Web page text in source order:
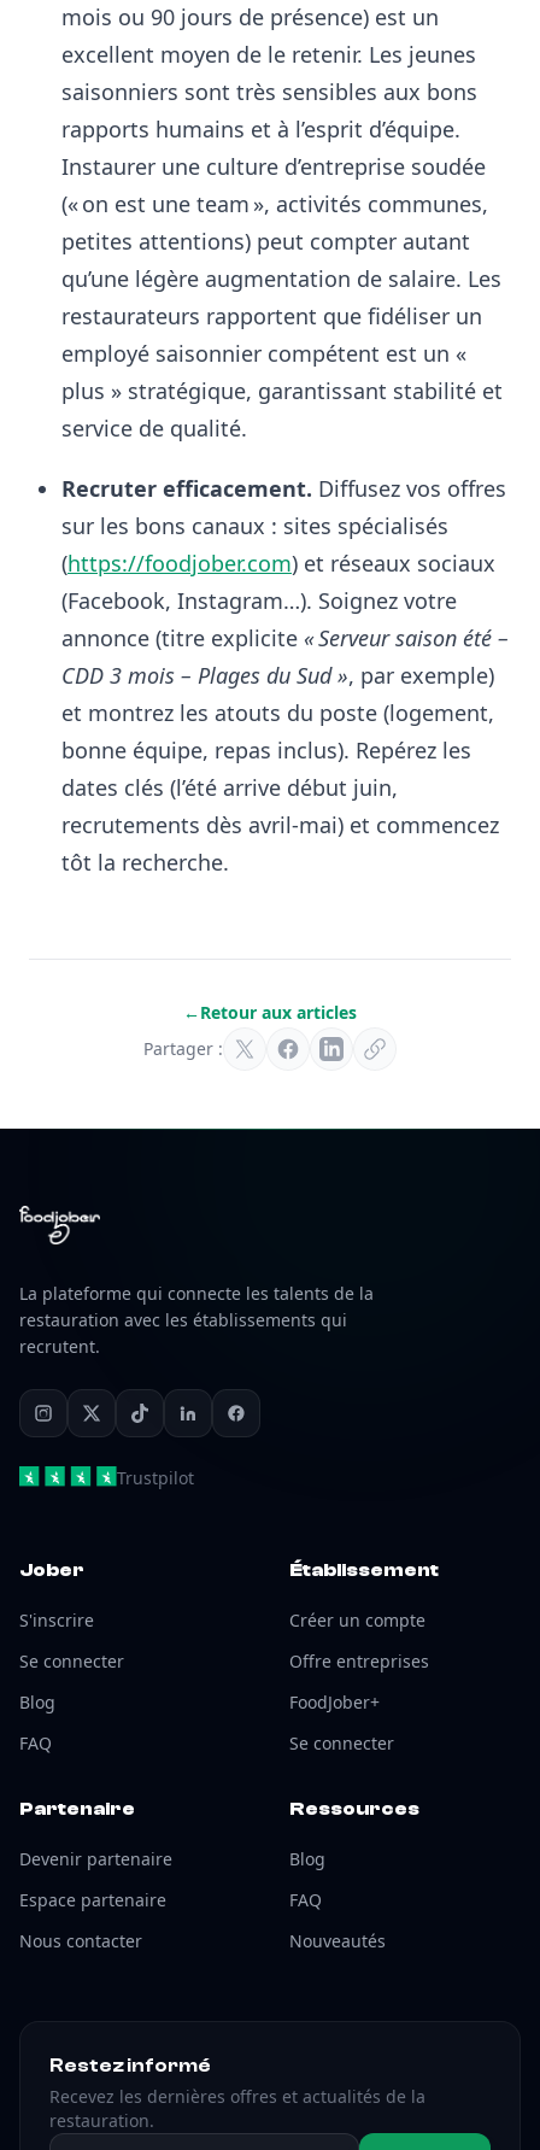
mois ou 90 jours de présence) est un
excellent moyen de le retenir. Les jeunes
saisonniers sont très sensibles aux bons
rapports humains et à l’esprit d’équipe.
Instaurer une culture d’entreprise soudée
(« on est une team », activités communes,
petites attentions) peut compter autant
qu’une légère augmentation de salaire. Les
restaurateurs rapportent que fidéliser un
employé saisonnier compétent est un «
plus » stratégique, garantissant stabilité et
service de qualité.
Recruter efficacement. Diffusez vos offres
sur les bons canaux : sites spécialisés
(https://foodjober.com) et réseaux sociaux
(Facebook, Instagram…). Soignez votre
annonce (titre explicite « Serveur saison été –
CDD 3 mois – Plages du Sud », par exemple)
et montrez les atouts du poste (logement,
bonne équipe, repas inclus). Repérez les
dates clés (l’été arrive début juin,
recrutements dès avril-mai) et commencez
tôt la recherche.
←Retour aux articles
Partager :
La plateforme qui connecte les talents de la
restauration avec les établissements qui
recrutent.
Trustpilot
Jober
S'inscrire
Se connecter
Blog
FAQ
Établissement
Créer un compte
Offre entreprises
FoodJober+
Se connecter
Partenaire
Devenir partenaire
Espace partenaire
Nous contacter
Ressources
Blog
FAQ
Nouveautés
Restez informé
Recevez les dernières offres et actualités de la
restauration.